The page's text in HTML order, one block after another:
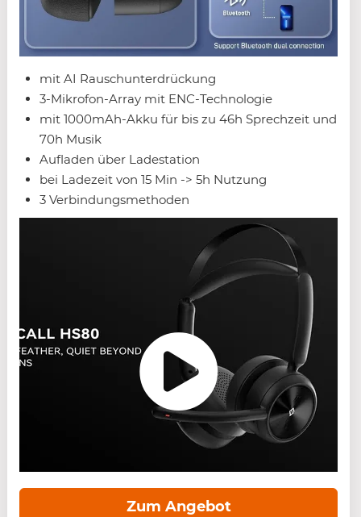
mit AI Rauschunterdrückung
3-Mikrofon-Array mit ENC-Technologie
mit 1000mAh-Akku für bis zu 46h Sprechzeit und
70h Musik
Aufladen über Ladestation
bei Ladezeit von 15 Min -> 5h Nutzung
3 Verbindungsmethoden
Zum Angebot